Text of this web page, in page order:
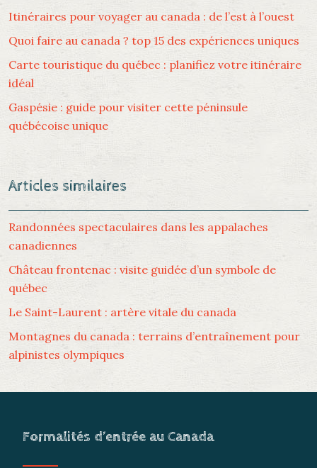
Itinéraires pour voyager au canada : de l’est à l’ouest
Quoi faire au canada ? top 15 des expériences uniques
Carte touristique du québec : planifiez votre itinéraire
idéal
Gaspésie : guide pour visiter cette péninsule
québécoise unique
Articles similaires
Randonnées spectaculaires dans les appalaches
canadiennes
Château frontenac : visite guidée d’un symbole de
québec
Le Saint-Laurent : artère vitale du canada
Montagnes du canada : terrains d’entraînement pour
alpinistes olympiques
Formalités d’entrée au Canada